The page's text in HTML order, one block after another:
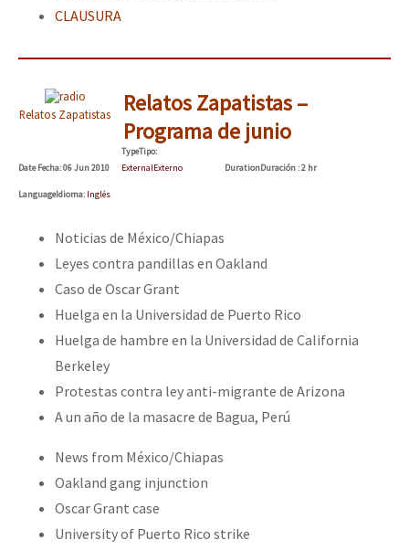
CLAUSURA
Relatos Zapatistas
Relatos Zapatistas –
Programa de junio
DateFecha: 06 Jun 2010
TypeTipo:
ExternalExterno DurationDuración: 2 hr
LanguageIdioma: Inglés
Noticias de México/Chiapas
Leyes contra pandillas en Oakland
Caso de Oscar Grant
Huelga en la Universidad de Puerto Rico
Huelga de hambre en la Universidad de California
Berkeley
Protestas contra ley anti-migrante de Arizona
A un año de la masacre de Bagua, Perú
News from México/Chiapas
Oakland gang injunction
Oscar Grant case
University of Puerto Rico strike